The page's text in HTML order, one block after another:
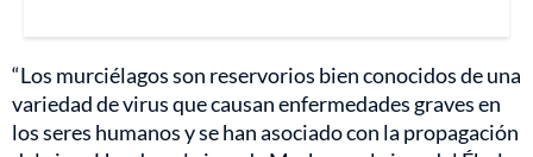
“Los murciélagos son reservorios bien conocidos de una
variedad de virus que causan enfermedades graves en
los seres humanos y se han asociado con la propagación